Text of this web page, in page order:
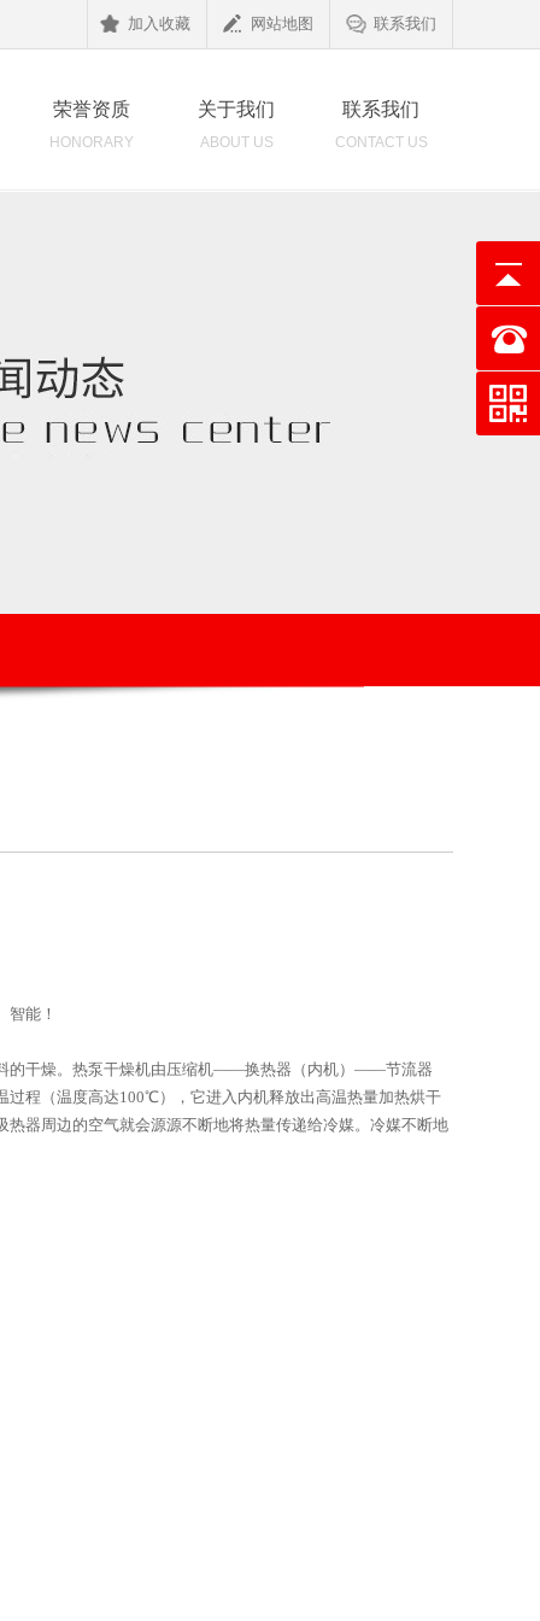
加入收藏 网站地图 联系我们
荣誉资质
HONORARY
关于我们
ABOUT US
联系我们
CONTACT US
能！
的干燥。热泵干燥机由压缩机——换热器（内机）——节流器
程（温度高达100℃），它进入内机释放出高温热量加热烘干
器周边的空气就会源源不断地将热量传递给冷媒。冷媒不断地